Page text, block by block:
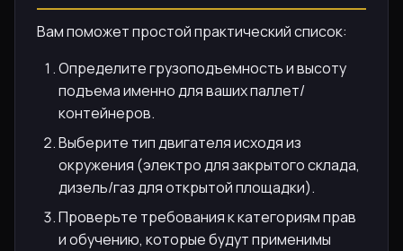
Вам поможет простой практический список:
Определите грузоподъемность и высоту
подъема именно для ваших паллет/
контейнеров.
Выберите тип двигателя исходя из
окружения (электро для закрытого склада,
дизель/газ для открытой площадки).
Проверьте требования к категориям прав
и обучению, которые будут применимы